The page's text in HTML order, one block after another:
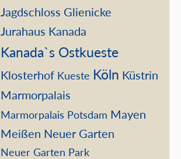
Jagdschloss Glienicke
Jurahaus Kanada
Kanada`s Ostkueste
Klosterhof Kueste Köln Küstrin
Marmorpalais
Marmorpalais Potsdam Mayen
Meißen Neuer Garten
Neuer Garten Park